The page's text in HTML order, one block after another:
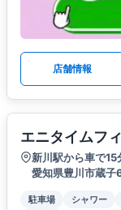
店舗情報
エニタイムフ
新川駅から車で15
愛知県豊川市蔵子
駐車場 シャワー